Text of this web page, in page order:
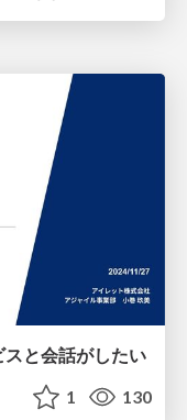
スと会話がしたい
1 130